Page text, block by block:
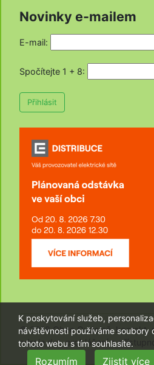
Novinky e-mailem
E-mail:
Spočítejte 1 + 8:
Přihlásit
© 2018Obec Oudoleň, kontakt,
zdroje dat,prohlášení o
K poskytování služeb,
návštěvnosti používáme soubory
tohoto webu s tím souhlasíte.
Rozumím Zjistit více